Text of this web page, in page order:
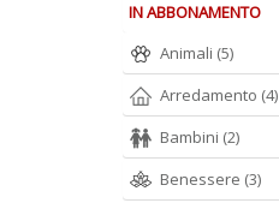
IN ABBONAMENTO
Animali (5)
Arredamento (4)
Bambini (2)
Benessere (3)